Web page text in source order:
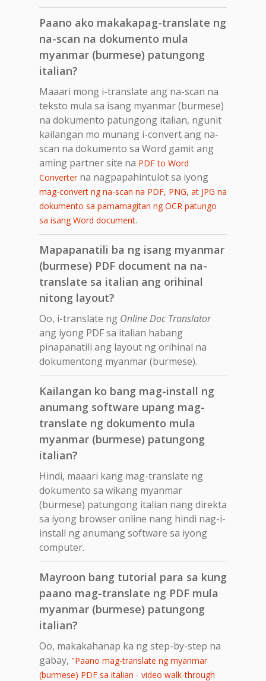
Paano ako makakapag-translate ng
na-scan na dokumento mula
myanmar (burmese) patungong
italian?
Maaari mong i-translate ang na-scan na
teksto mula sa isang myanmar (burmese)
na dokumento patungong italian, ngunit
kailangan mo munang i-convert ang na-
scan na dokumento sa Word gamit ang
aming partner site na PDF to Word
Converterna nagpapahintulot sa iyong
mag-convert ng na-scan na PDF, PNG, at JPG na
dokumento sa pamamagitan ng OCR patungo
sa isang Word document.
Mapapanatili ba ng isang myanmar
(burmese) PDF document na na-
translate sa italian ang orihinal
nitong layout?
Oo, i-translate ng Online Doc Translator
ang iyong PDF sa italian habang
pinapanatili ang layout ng orihinal na
dokumentong myanmar (burmese).
Kailangan ko bang mag-install ng
anumang software upang mag-
translate ng dokumento mula
myanmar (burmese) patungong
italian?
Hindi, maaari kang mag-translate ng
dokumento sa wikang myanmar
(burmese) patungong italian nang direkta
sa iyong browser online nang hindi nag-i-
install ng anumang software sa iyong
computer.
Mayroon bang tutorial para sa kung
paano mag-translate ng PDF mula
myanmar (burmese) patungong
italian?
Oo, makakahanap ka ng step-by-step na
gabay, "Paano mag-translate ng myanmar
(burmese) PDF sa italian - video walk-through